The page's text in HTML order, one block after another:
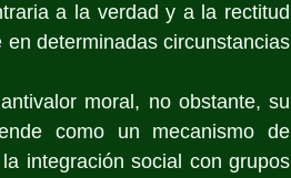
a la verdad y a la rectitud
determinadas circunstancias
moral, no obstante, su
como un mecanismo de
integración social con grupos